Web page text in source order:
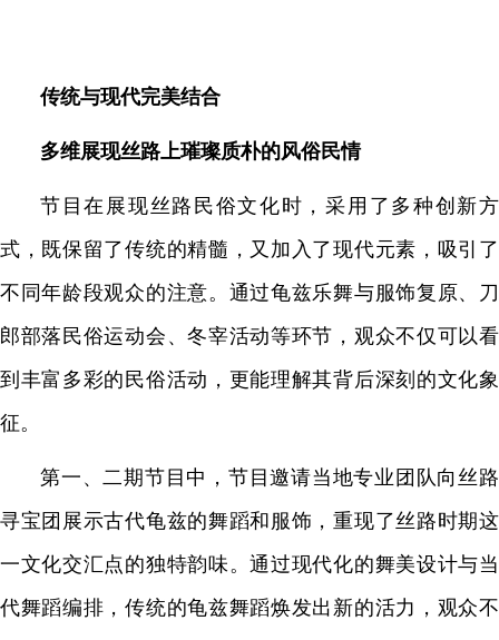
传统与现代完美结合
多维展现丝路上璀璨质朴的风俗民情
节目在展现丝路民俗文化时，采用了多种创新方
式，既保留了传统的精髓，又加入了现代元素，吸引了
不同年龄段观众的注意。通过龟兹乐舞与服饰复原、刀
郎部落民俗运动会、冬宰活动等环节，观众不仅可以看
到丰富多彩的民俗活动，更能理解其背后深刻的文化象
征。
第一、二期节目中，节目邀请当地专业团队向丝路
寻宝团展示古代龟兹的舞蹈和服饰，重现了丝路时期这
一文化交汇点的独特韵味。通过现代化的舞美设计与当
代舞蹈编排，传统的龟兹舞蹈焕发出新的活力，观众不